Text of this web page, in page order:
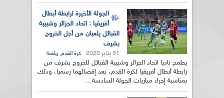
الجولة الأخيرة لرابطة أبطال
أفريقيا : اتحاد الجزائر وشبيبة
القبائل يلعبان من أجل الخروج
بشرف
31 يناير 2020 كرة القدم, رياضة
يطمح ناديا اتحاد الجزائر وشبيبة القبائل للخروج بشرف من
رابطة أبطال أفريقيا لكرة القدم، بعد إقصائهما رسميا، وذلك
بمناسبة إجراء مباريات الجولة السادسة...